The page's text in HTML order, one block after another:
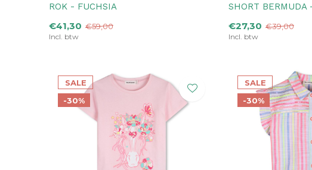
ROK - FUCHSIA
€41,30 €59,00
Incl. btw
SHORT BERMUDA
€27,30 €39,00
Incl. btw
SALE
-30%
SALE
-30%